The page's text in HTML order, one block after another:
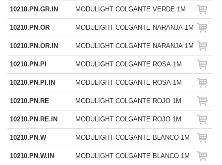
10210.PN.GR.IN MODULIGHT COLGANTE VERDE 1M
10210.PN.OR MODULIGHT COLGANTE NARANJA 1M
10210.PN.OR.IN MODULIGHT COLGANTE NARANJA 1M
10210.PN.PI MODULIGHT COLGANTE ROSA 1M
10210.PN.PI.IN MODULIGHT COLGANTE ROSA 1M
10210.PN.RE MODULIGHT COLGANTE ROJO 1M
10210.PN.RE.IN MODULIGHT COLGANTE ROJO 1M
10210.PN.W MODULIGHT COLGANTE BLANCO 1M
10210.PN.W.IN MODULIGHT COLGANTE BLANCO 1M